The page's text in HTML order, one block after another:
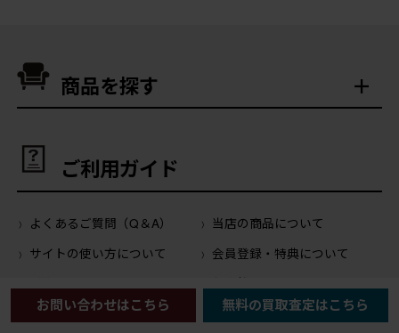
商品を探す
ご利用ガイド
よくあるご質問（Q＆A）
当店の商品について
サイトの使い方について
会員登録・特典について
お支払いについて
お届けについて
返品について
お問い合わせはこちら 無料の買取査定はこちら